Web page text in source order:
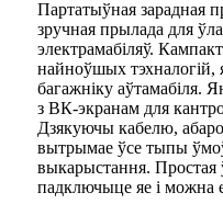
Партатыўная
зручная прылада для
электрамабіляў.
найноўшых тэхналогій,
багажніку аўтамабіля.
з ВК-экранам для
Дзякуючы кабелю,
вытрымае ўсе тыпы
выкарыстання. Простая
падключыце яе і можна